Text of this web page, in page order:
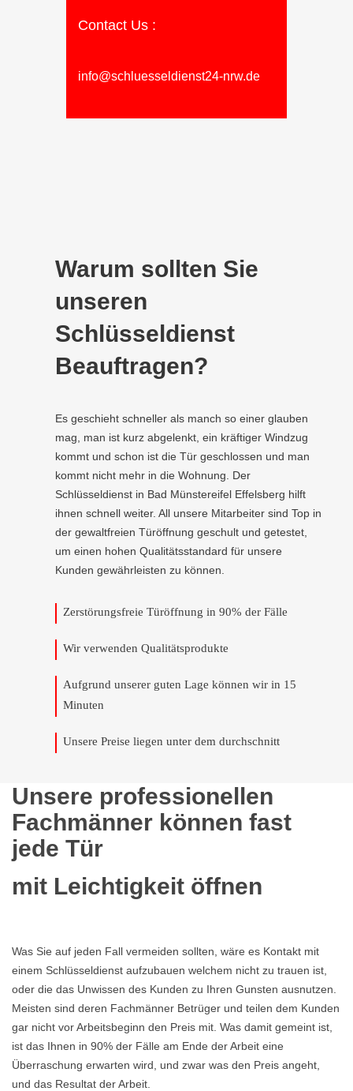
Contact Us :
info@schluesseldienst24-nrw.de
Warum sollten Sie
unseren
Schlüsseldienst
Beauftragen?
Es geschieht schneller als manch so einer glauben
mag, man ist kurz abgelenkt, ein kräftiger Windzug
kommt und schon ist die Tür geschlossen und man
kommt nicht mehr in die Wohnung. Der
Schlüsseldienst in Bad Münstereifel Effelsberg hilft
ihnen schnell weiter. All unsere Mitarbeiter sind Top in
der gewaltfreien Türöffnung geschult und getestet,
um einen hohen Qualitätsstandard für unsere
Kunden gewährleisten zu können.
Zerstörungsfreie Türöffnung in 90% der Fälle
Wir verwenden Qualitätsprodukte
Aufgrund unserer guten Lage können wir in 15
Minuten
Unsere Preise liegen unter dem durchschnitt
Unsere professionellen
Fachmänner können fast
jede Tür
mit Leichtigkeit öffnen
Was Sie auf jeden Fall vermeiden sollten, wäre es Kontakt mit
einem Schlüsseldienst aufzubauen welchem nicht zu trauen ist,
oder die das Unwissen des Kunden zu Ihren Gunsten ausnutzen.
Meisten sind deren Fachmänner Betrüger und teilen dem Kunden
gar nicht vor Arbeitsbeginn den Preis mit. Was damit gemeint ist,
ist das Ihnen in 90% der Fälle am Ende der Arbeit eine
Überraschung erwarten wird, und zwar was den Preis angeht,
und das Resultat der Arbeit.